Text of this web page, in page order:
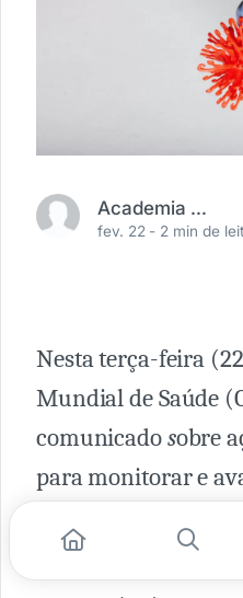
Academia Médica
fev. 22 - 2 min de
Nesta terça-feira
Mundial de Saúde
comunicadosobre
para monitorar e